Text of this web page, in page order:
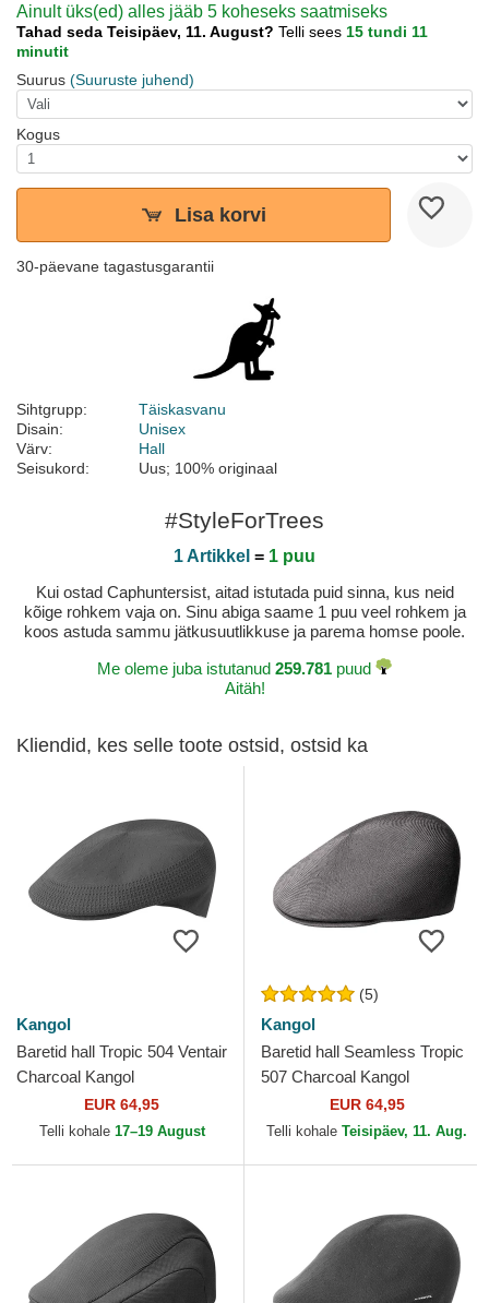
Ainult üks(ed) alles jääb 5 koheseks saatmiseks
Tahad seda Teisipäev, 11. August? Telli sees 15 tundi 11
minutit
Suurus (Suuruste juhend)
Kogus
Lisa korvi
30-päevane tagastusgarantii
Sihtgrupp:
Täiskasvanu
Disain:
Unisex
Värv:
Hall
Seisukord:
Uus; 100% originaal
#StyleForTrees
1 Artikkel = 1 puu
Kui ostad Caphuntersist, aitad istutada puid sinna, kus neid
kõige rohkem vaja on. Sinu abiga saame 1 puu veel rohkem ja
koos astuda sammu jätkusuutlikkuse ja parema homse poole.
Me oleme juba istutanud 259.781 puud
Aitäh!
Kliendid, kes selle toote ostsid, ostsid ka
Kangol
Baretid hall Tropic 504 Ventair
Charcoal Kangol
EUR 64,95
Telli kohale 17–19 August
(5)
Kangol
Baretid hall Seamless Tropic
507 Charcoal Kangol
EUR 64,95
Telli kohale Teisipäev, 11. Aug.